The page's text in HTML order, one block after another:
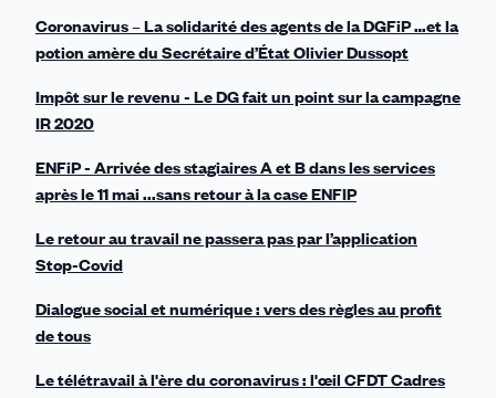
Coronavirus – La solidarité des agents de la DGFiP …et la
potion amère du Secrétaire d’État Olivier Dussopt
Impôt sur le revenu - Le DG fait un point sur la campagne
IR 2020
ENFiP - Arrivée des stagiaires A et B dans les services
après le 11 mai ...sans retour à la case ENFIP
Le retour au travail ne passera pas par l’application
Stop-Covid
Dialogue social et numérique : vers des règles au profit
de tous
Le télétravail à l'ère du coronavirus : l'œil CFDT Cadres